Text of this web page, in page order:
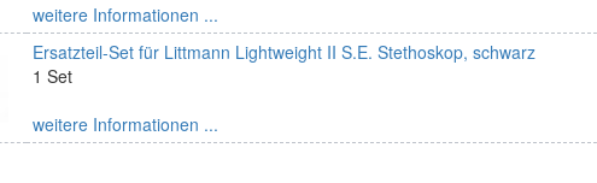
weitere Informationen ...
Ersatzteil-Set für Littmann Lightweight II S.E. Stethoskop, schwarz
1 Set
weitere Informationen ...